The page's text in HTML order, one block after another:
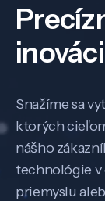
Snažíme sa
ktorých
nášho
technológie v
priemyslu